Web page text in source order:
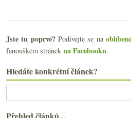
Jste tu poprvé?Podívejte se na
fanouškem stránek na Facebooku.
Hledáte konkrétní článek?
Přehled článků...